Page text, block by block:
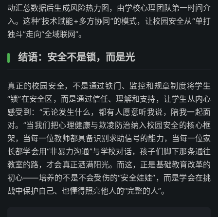
动汇总数据后生成风险热力图，由学校心理团队第一时间介
入。这种“技术赋能+多方协同”的模式，让校园安全从“单打
独斗”走向“全域联网”。
结语：安全不是锁，而是光
真正的校园安全，不是通过铁门、监控和规章制度将学生
“锁”在安全区，而是通过信任、理解和支持，让学生从内心
感受到：“无论发生什么，都有人愿意听我说，陪我一起面
对。”当我们把心理健康与欺凌防治纳入校园安全的核心框
架，当每一位教师都具备识别求助信号的能力，当每一位家
长都学会用“非暴力沟通”与学校对话，孩子们脚下那条通往
教室的路，才会真正洒满阳光。而这，正是基础教育改革的
初心——培养的不是不会受伤的“安全娃娃”，而是学会在挑
战中保护自己、也懂得照亮他人的“完整的人”。